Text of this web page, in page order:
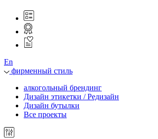
En
фирменный стиль
алкогольный брендинг
Дизайн этикетки / Редизайн
Дизайн бутылки
Все проекты